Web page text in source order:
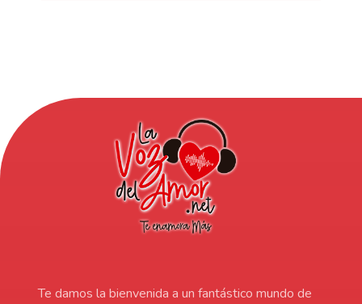
Te damos la bienvenida a un fantástico mundo de